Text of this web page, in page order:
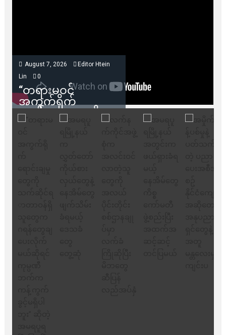
August 7, 2026
Editor Htein
Lin
0
“တရားမဝင်
အကွက်ရိုက်
ရောင်းချမှုတွေကို
သက်ဆိုင်ရာတာဝန်ရှိ